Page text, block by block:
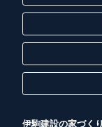
伊駒建設の家づくり